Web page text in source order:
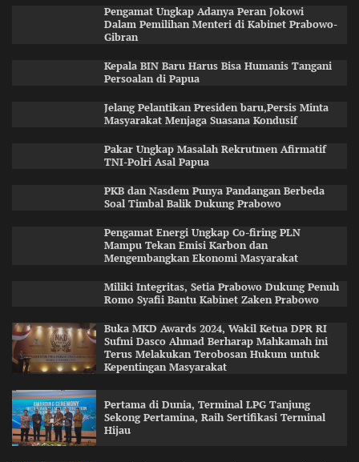
Pengamat Ungkap Adanya Peran Jokowi
Dalam Pemilihan Menteri di Kabinet Prabowo-
Gibran
Kepala BIN Baru Harus Bisa Humanis Tangani
Persoalan di Papua
Jelang Pelantikan Presiden baru,Persis Minta
Masyarakat Menjaga Suasana Kondusif
Pakar Ungkap Masalah Rekrutmen Afirmatif
TNI-Polri Asal Papua
PKB dan Nasdem Punya Pandangan Berbeda
Soal Timbal Balik Dukung Prabowo
Pengamat Energi Ungkap Co-firing PLN
Mampu Tekan Emisi Karbon dan
Mengembangkan Ekonomi Masyarakat
Miliki Integritas, Setia Prabowo Dukung Penuh
Romo Syafii Bantu Kabinet Zaken Prabowo
Buka MKD Awards 2024, Wakil Ketua DPR RI
Sufmi Dasco Ahmad Berharap Mahkamah ini
Terus Melakukan Terobosan Hukum untuk
Kepentingan Masyarakat
Pertama di Dunia, Terminal LPG Tanjung
Sekong Pertamina, Raih Sertifikasi Terminal
Hijau